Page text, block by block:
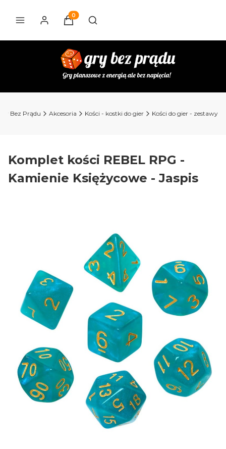
Produkty w koszyku: 0. Zobacz szczegóły
Otwórz wyszukiwarkę
Bez Prądu Akcesoria Kości - kostki do gier Kości do gier - zestawy
Komplet kości REBEL RPG -
Kamienie Księżycowe - Jaspis